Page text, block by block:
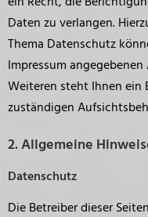
Daten zu verlangen.
Thema Datenschutz
Impressum
Weiteren steht Ihnen ein
zuständigen
2. Allgemeine
Datenschutz
Die Betreiber dieser